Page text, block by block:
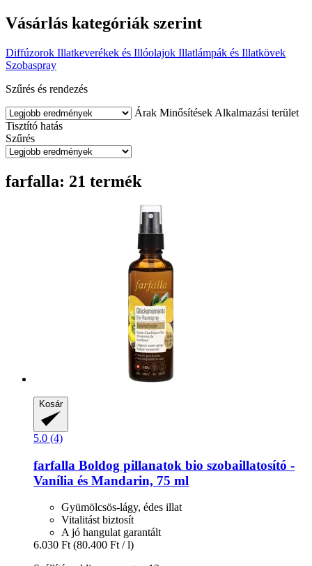
Vásárlás kategóriák szerint
Diffúzorok Illatkeverékek és Illóolajok Illatlámpák és Illatkövek
Szobaspray
Szűrés és rendezés
Árak Minősítések Alkalmazási terület
Tisztító hatás
Szűrés
farfalla: 21 termék
Kosár
5.0 (4)
farfalla Boldog pillanatok bio szobaillatosító -​
Vanília és Mandarin, 75 ml
Gyümölcsös-lágy, édes illat
Vitalitást biztosít
A jó hangulat garantált
6.030 Ft (80.400 Ft / l)